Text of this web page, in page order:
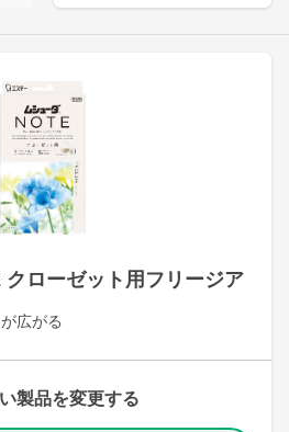
ローゼット用フリージア
広がる
製品を変更する